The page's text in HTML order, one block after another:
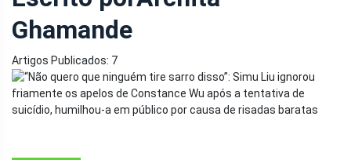
Ghamande
Artigos Publicados: 7